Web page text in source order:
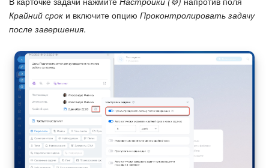
Крайний срок и включите опцию Проконтролировать задачу
после завершения.